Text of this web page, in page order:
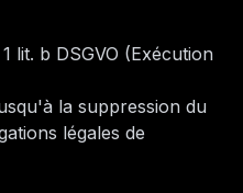
lit. b DSGVO (Exécution
la suppression du
légales de